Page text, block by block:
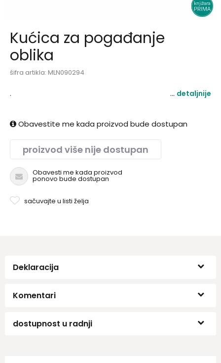
Kućica za pogađanje
oblika
šifra artikla: MLN090294
. detaljnije
Obavestite me kada proizvod bude dostupan
proizvod više nije dostupan
Obavesti me kada proizvod
ponovo bude dostupan
sačuvajte u listi želja
Deklaracija
Komentari
dostupnost u radnji